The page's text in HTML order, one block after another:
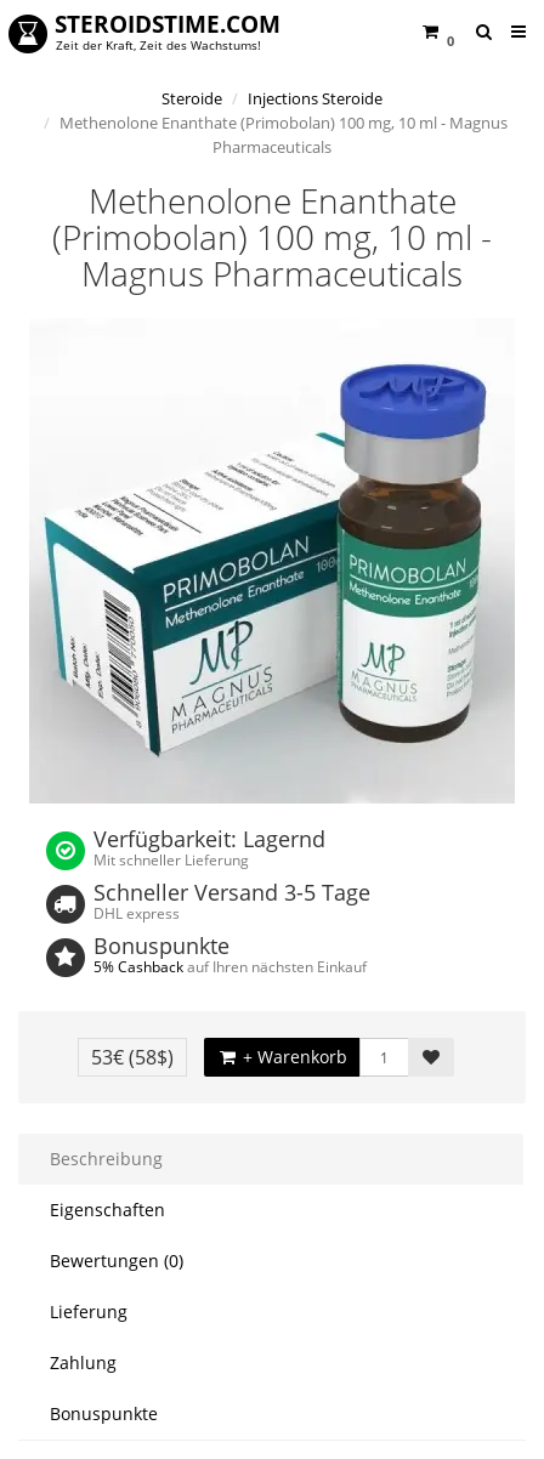
0
STEROIDSTIME.COM
Zeit der Kraft, Zeit des Wachstums!
Steroide
Injections Steroide
Methenolone Enanthate (Primobolan) 100 mg, 10 ml - Magnus
Pharmaceuticals
Methenolone Enanthate
(Primobolan) 100 mg, 10 ml -
Magnus Pharmaceuticals
Verfügbarkeit: Lagernd
Mit schneller Lieferung
Schneller Versand 3-5 Tage
DHL express
Bonuspunkte
5% Cashbackauf Ihren nächsten Einkauf
53€(58$) + Warenkorb
Beschreibung
Eigenschaften
Bewertungen (0)
Lieferung
Zahlung
Bonuspunkte